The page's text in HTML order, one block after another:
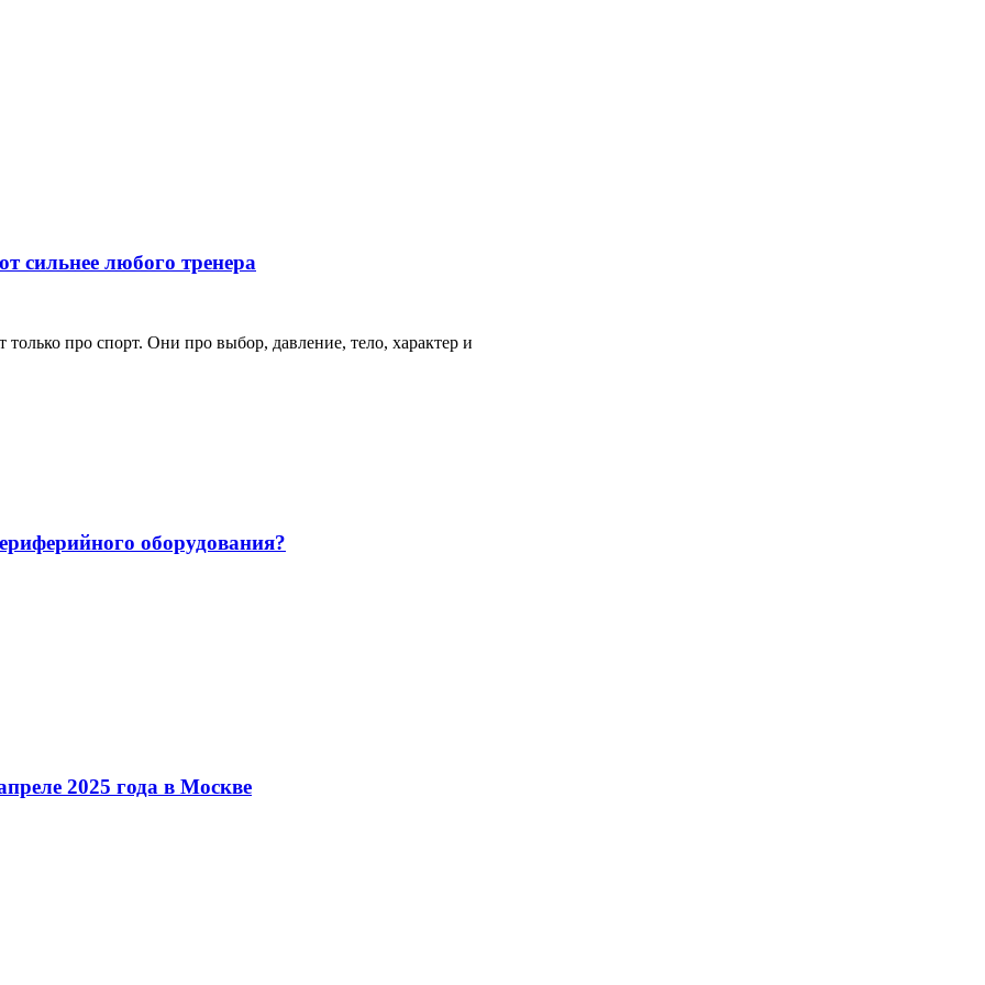
сильнее любого тренера
про спорт. Они про выбор, давление, тело, характер и
оборудования?
2025 года в Москве